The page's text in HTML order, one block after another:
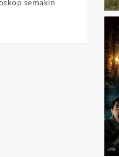
semakin